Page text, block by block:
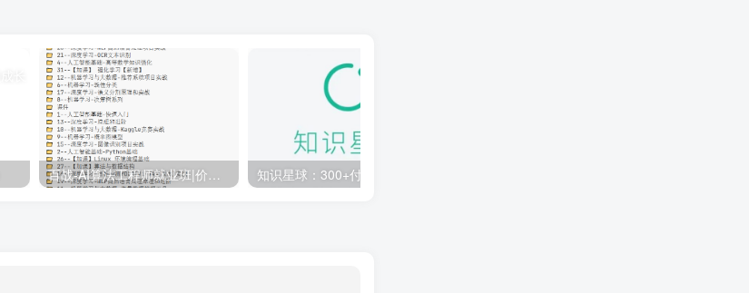
百战-AI算法工程师就业班|价值18980元|冲击百万年薪|完结无秘